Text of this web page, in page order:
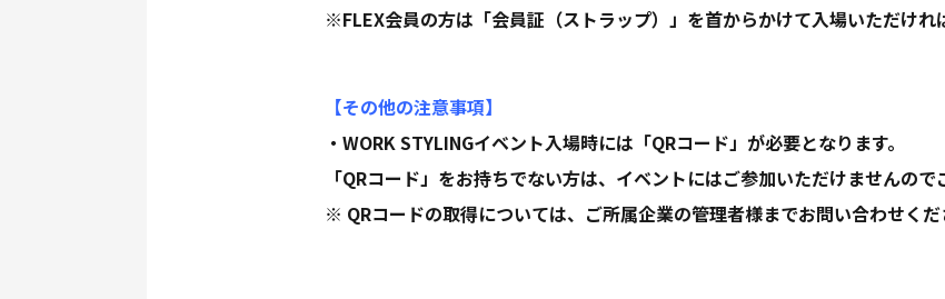
※FLEX会員の方は「会員証（ストラップ）」を首からかけて入場いただけれ
【その他の注意事項】
・WORK STYLINGイベント入場時には「QRコード」が必要となります。
「QRコード」をお持ちでない方は、イベントにはご参加いただけませんので
※ QRコードの取得については、ご所属企業の管理者様までお問い合わせくだ